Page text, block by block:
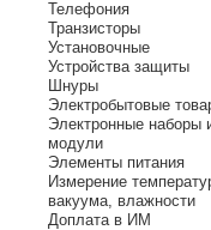
Телефония
Транзисторы
Установочные
Устройства защиты
Шнуры
Электробытовые
Электронные наборы
модули
Элементы питания
Измерение
вакуума, влажности
Доплата в ИМ